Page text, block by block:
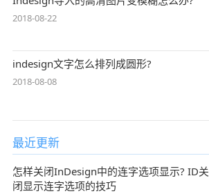
2018-08-22
indesign文字怎么排列成圆形?
2018-08-08
最近更新
怎样关闭InDesign中的连字选项显示? ID关
闭显示连字选项的技巧